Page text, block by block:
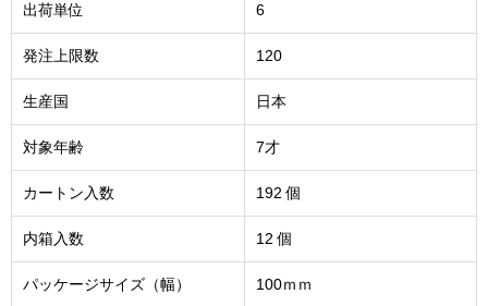
出荷単位 6
発注上限数 120
生産国 日本
対象年齢 7才
カートン入数 192 個
内箱入数 12 個
パッケージサイズ（幅） 100ｍｍ